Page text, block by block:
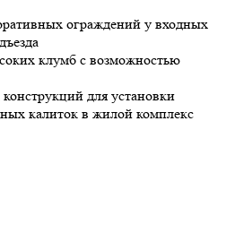
ограждений у входных
клумб с возможностью
для установки
калиток в жилой комплекс